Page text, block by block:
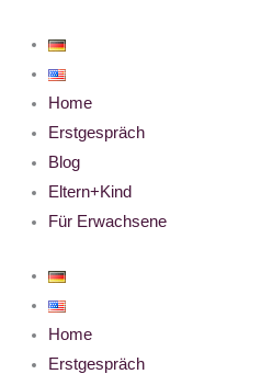
Inhalt
springen
Home
Erstgespräch
Blog
Eltern+Kind
Für Erwachsene
Home
Erstgespräch